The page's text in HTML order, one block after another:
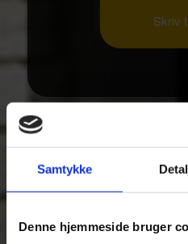
Samtykke
Denne hjemmeside bruger
Skriv